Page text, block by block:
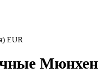
EUR
Мюнхен